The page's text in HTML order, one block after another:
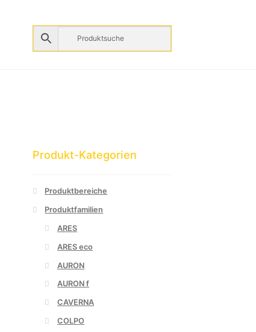
Produkt-Kategorien
Produktbereiche
Produktfamilien
ARES
ARES eco
AURON
AURON f
CAVERNA
COLPO